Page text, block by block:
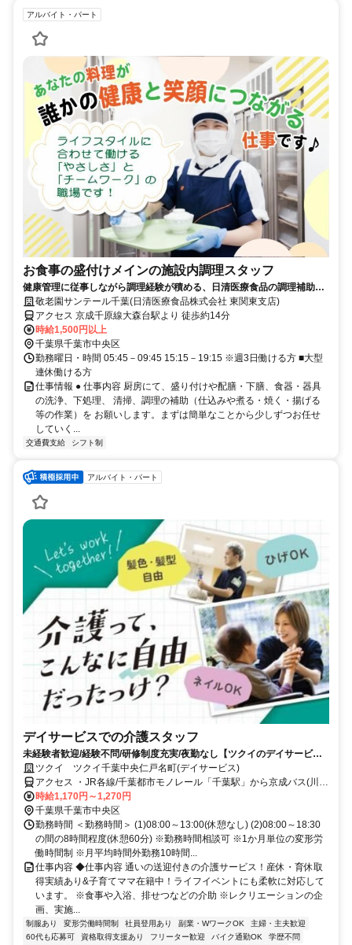
アルバイト・パート
お食事の盛付けメインの施設内調理スタッフ
健康管理に従事しながら調理経験が積める、日清医療食品の調理補助
（パート・アルバイト）求人
敬老園サンテール千葉(日清医療食品株式会社 東関東支店)
アクセス 京成千原線大森台駅より 徒歩約14分
時給1,500円以上
千葉県千葉市中央区
勤務曜日・時間 05:45－09:45 15:15－19:15 ※週3日働ける方 ■大型
連休働ける方
仕事情報 ● 仕事内容 厨房にて、盛り付けや配膳・下膳、食器・器具
の洗浄、下処理、 清掃、調理の補助（仕込みや煮る・焼く・揚げる
等の作業）を お願いします。まずは簡単なことから少しずつお任せ
していく...
交通費支給 シフト制
アルバイト・パート
デイサービスでの介護スタッフ
未経験者歓迎/経験不問/研修制度充実/夜勤なし【ツクイのデイサービス/
介護スタッフ求人】
ツクイ ツクイ千葉中央仁戸名町(デイサービス)
アクセス ・JR各線/千葉都市モノレール「千葉駅」から京成バス(川戸
都苑行)乗車、「仁戸名小学校入口」下車徒歩約1分
時給1,170円～1,270円
千葉県千葉市中央区
勤務時間 ＜勤務時間＞ (1)08:00～13:00(休憩なし) (2)08:00～18:30
の間の8時間程度(休憩60分) ※勤務時間相談可 ※1か月単位の変形労
働時間制 ※月平均時間外勤務10時間...
仕事内容 ◆仕事内容 通いの送迎付きの介護サービス！産休・育休取
得実績あり&子育てママ在籍中！ライフイベントにも柔軟に対応して
います。 ※食事や入浴、排せつなどの介助 ※レクリエーションの企
画、実施...
制服あり 変形労働時間制 社員登用あり 副業・WワークOK
主婦・主夫歓迎
60代も応募可
資格取得支援あり フリーター歓迎 バイク通勤OK
学歴不問